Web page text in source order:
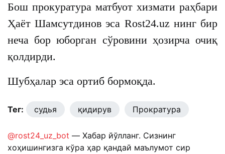
Бош прокуратура матбуот хизмати раҳбари
Ҳаёт Шамсутдинов эса Rost24.uz нинг бир
неча бор юборган сўровини ҳозирча очиқ
қолдирди.
Шубҳалар эса ортиб бормоқда.
Тег: судья қидирув Прократура
@rost24_uz_bot — Хабар йўлланг. Сизнинг
хоҳишингизга кўра ҳар қандай маълумот сир